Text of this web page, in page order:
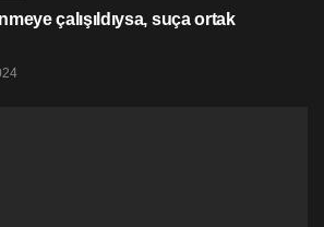
çalışıldıysa, suça ortak